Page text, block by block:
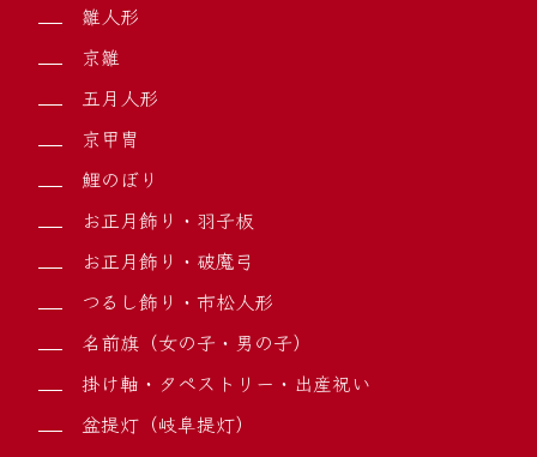
雛人形
京雛
五月人形
京甲冑
鯉のぼり
お正月飾り・羽子板
お正月飾り・破魔弓
つるし飾り・市松人形
名前旗（女の子・男の子）
掛け軸・タペストリー・出産祝い
盆提灯（岐阜提灯）